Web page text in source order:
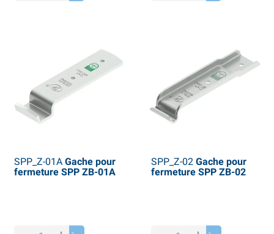
SPP_Z-01AGache pour
fermeture SPP ZB-01A
SPP_Z-02Gache pour
fermeture SPP ZB-02